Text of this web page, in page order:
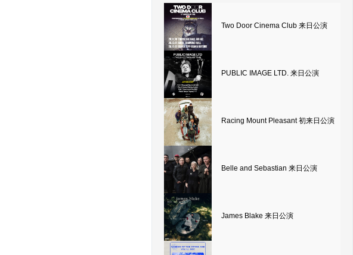
Two Door Cinema Club 来日公演
PUBLIC IMAGE LTD. 来日公演
Racing Mount Pleasant 初来日公演
Belle and Sebastian 来日公演
James Blake 来日公演